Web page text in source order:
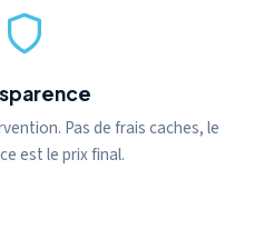
Pas de frais caches, le
est le prix final.